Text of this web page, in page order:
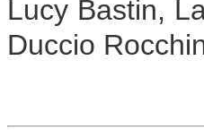
Lucy Bastin,
Duccio